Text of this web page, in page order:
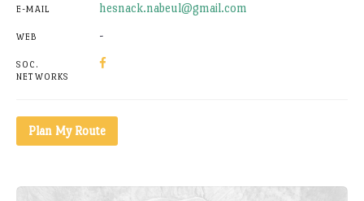
E-MAIL hesnack.nabeul@gmail.com
WEB -
SOC.
NETWORKS
Plan My Route